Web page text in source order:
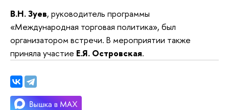
В.Н.Зуев, руководитель программы
«Международная торговая политика», был
организатором встречи. В мероприятии также
приняла участие Е.Я. Островская.